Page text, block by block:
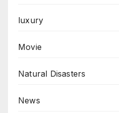
luxury
Movie
Natural Disasters
News